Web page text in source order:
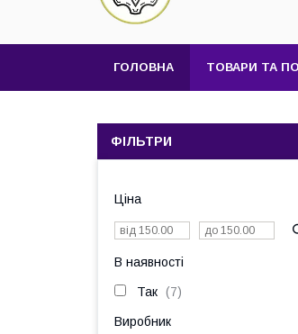
ГОЛОВНА ТОВАРИ ТА
ФІЛЬТРИ
Ціна
В наявності
Так 7
Виробник